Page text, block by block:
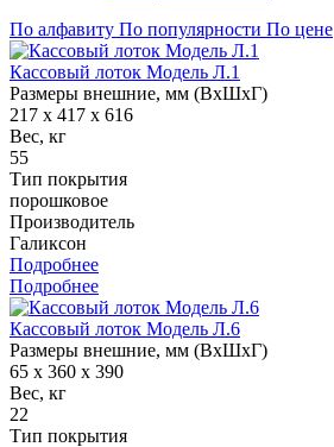
По алфавиту По популярности По цене
Кассовый лоток Модель Л.1
Размеры внешние, мм (ВхШхГ)
217 x 417 x 616
Вес, кг
55
Тип покрытия
порошковое
Производитель
Галиксон
Подробнее
Подробнее
Кассовый лоток Модель Л.6
Размеры внешние, мм (ВхШхГ)
65 x 360 x 390
Вес, кг
22
Тип покрытия